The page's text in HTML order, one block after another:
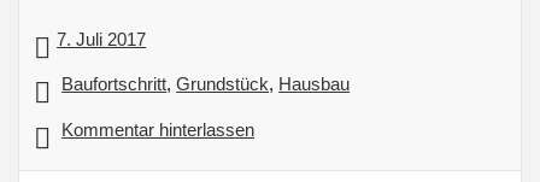
7. Juli 2017
Baufortschritt,Grundstück, Hausbau
Kommentar hinterlassen